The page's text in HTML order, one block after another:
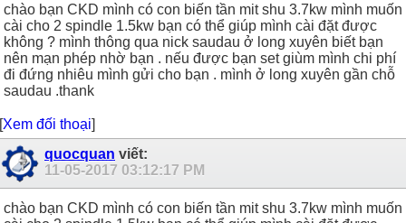
chào bạn CKD mình có con biến tần mit shu 3.7kw mình muốn
cài cho 2 spindle 1.5kw bạn có thể giúp mình cài đặt được
không ? mình thông qua nick saudau ở long xuyên biết bạn
nên mạn phép nhờ bạn . nếu được bạn set giùm mình chi phí
đi đứng nhiêu mình gửi cho bạn . mình ở long xuyên gần chỗ
saudau .thank
[Xem đối thoại]
quocquan viết:
11-05-2017 03:12:17 PM
chào bạn CKD mình có con biến tần mit shu 3.7kw mình muốn